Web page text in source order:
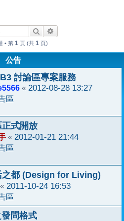
搜尋
• 第 1 頁 (共 1 頁)
公告
討論區專案服務
« 2012-08-28 13:27
區
式開放
« 2012-01-21 21:44
區
之都 (Design for Living)
« 2011-10-24 16:53
區
問格式